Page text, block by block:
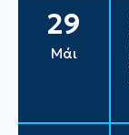
29
Μάι